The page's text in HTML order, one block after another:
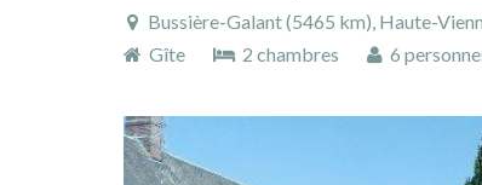
Bussière-Galant (5465 km), Haute-
Gîte
2 chambres 6